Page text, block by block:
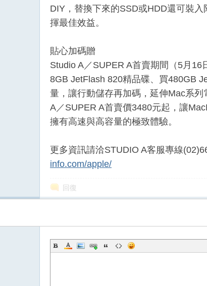
DIY，替換下來的SSD或HDD還可裝
揮最佳效益。
貼心加碼贈
Studio A／SUPER A首賣期間（5月
8GB JetFlash 820精品碟、買480GB
量，讓行動儲存再加碼，延伸Mac系
A／SUPER A首賣價3480元起，讓
擁有高速與高容量的極致體驗。
更多資訊請洽STUDIO A客服專線
info.com/apple/
回復